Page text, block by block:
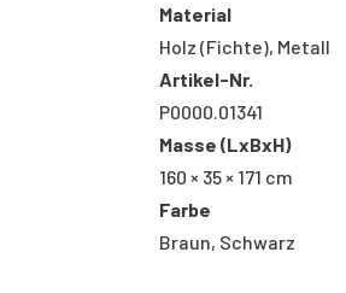
Material
Holz (Fichte), Metall
Artikel-Nr.
P0000.01341
Masse (LxBxH)
160 × 35 × 171 cm
Farbe
Braun, Schwarz